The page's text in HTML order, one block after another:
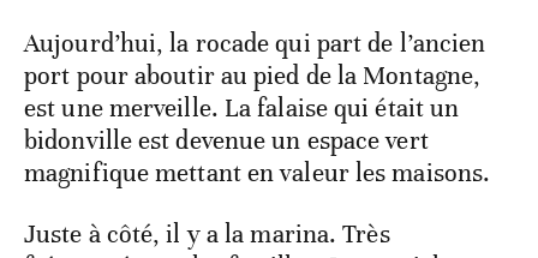
Aujourd’hui, la rocade qui part de l’ancien
port pour aboutir au pied de la Montagne,
est une merveille. La falaise qui était un
bidonville est devenue un espace vert
magnifique mettant en valeur les maisons.
Juste à côté, il y a la marina. Très